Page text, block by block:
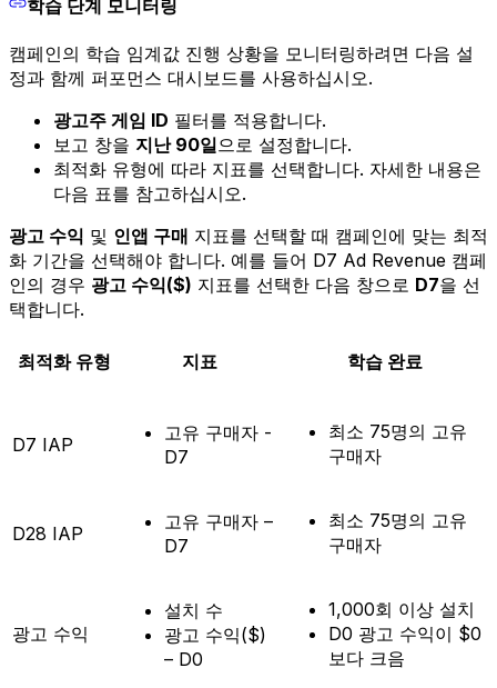
학습 단계 모니터링
캠페인의 학습 임계값 진행 상황을 모니터링하려면 다음 설
정과 함께 퍼포먼스 대시보드를 사용하십시오.
광고주 게임 ID 필터를 적용합니다.
보고 창을 지난 90일으로 설정합니다.
최적화 유형에 따라 지표를 선택합니다. 자세한 내용은
다음 표를 참고하십시오.
광고 수익 및 인앱 구매 지표를 선택할 때 캠페인에 맞는 최적
화 기간을 선택해야 합니다. 예를 들어 D7 Ad Revenue 캠페
인의 경우 광고 수익($) 지표를 선택한 다음 창으로 D7을 선
택합니다.
최적화 유형 지표 학습 완료
D7 IAP
고유 구매자 -
D7
최소 75명의 고유
구매자
D28 IAP
고유 구매자 –
D7
최소 75명의 고유
구매자
광고 수익
설치 수
광고 수익($)
– D0
1,000회 이상 설치
D0 광고 수익이 $0
보다 크음